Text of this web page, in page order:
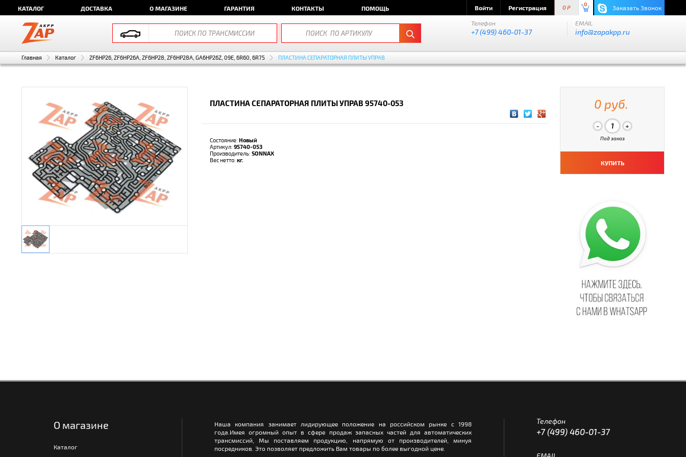
КАТАЛОГ ДОСТАВКА О МАГАЗИНЕ ГАРАНТИЯ КОНТАКТЫ ПОМОЩЬ Войти Регистрация 0 P
0 Заказать Звонок
Телефон
+7 (499) 460-01-37
EMAIL
info@zapakpp.ru
Главная Каталог ZF6HP26, ZF6HP26A, ZF6HP28, ZF6HP28A, GA6HP26Z, 09E, 6R60, 6R75 ПЛАСТИНА СЕПАРАТОРНАЯ ПЛИТЫ УПРАВ
ПЛАСТИНА СЕПАРАТОРНАЯ ПЛИТЫ УПРАВ 95740-053
Состояние: Новый
Артикул: 95740-053
Производитель: SONNAX
Вес нетто: кг.
0 руб.
Под заказ
КУПИТЬ
О магазине
Каталог
Наша компания занимает лидирующее положение на российском рынке с 1998
года.Имея огромный опыт в сфере продаж запасных частей для автоматических
трансмиссий, Мы поставляем продукцию, напрямую от производителей, минуя
посредников. Это позволяет предложить Вам товары по более выгодной цене.
Телефон
+7 (499) 460-01-37